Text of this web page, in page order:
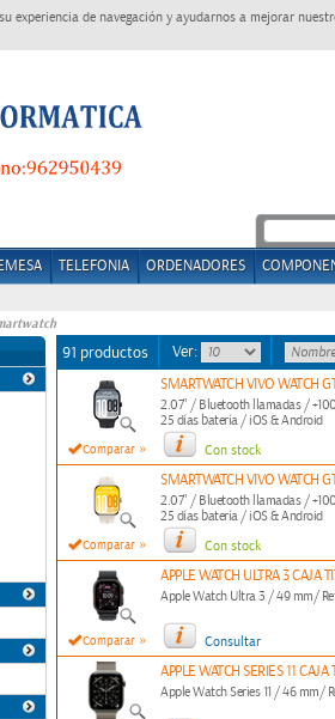
experiencia de navegación y ayudarnos a mejorar
TELEFONIA ORDENADORES
91 productos Ver:
Comparar »
SMARTWATCH VIVO WATCH
2.07" / Bluetooth llamadas /
25 días batería / iOS & Android
Con stock
Comparar »
SMARTWATCH VIVO WATCH
2.07" / Bluetooth llamadas /
25 días batería / iOS & Android
Con stock
Comparar »
APPLE WATCH ULTRA 3 CAJA
Apple Watch Ultra 3 / 49 mm/
Consultar
APPLE WATCH SERIES 11
Apple Watch Series 11 / 46 mm/